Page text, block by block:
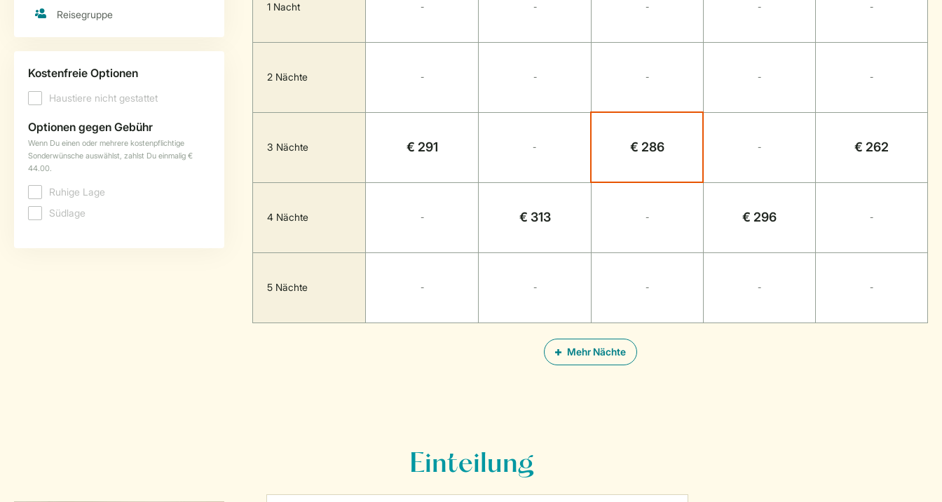
Mehr Nächte
1 Nacht - - - - -
2 Nächte - - - - -
3 Nächte € 291 - € 286 - € 262
4 Nächte - € 313 - € 296 -
5 Nächte - - - - -
Einteilung